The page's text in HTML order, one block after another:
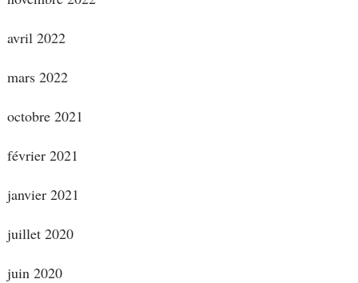
avril 2022
mars 2022
octobre 2021
février 2021
janvier 2021
juillet 2020
juin 2020